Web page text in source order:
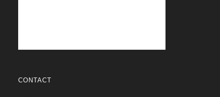
CONTACT